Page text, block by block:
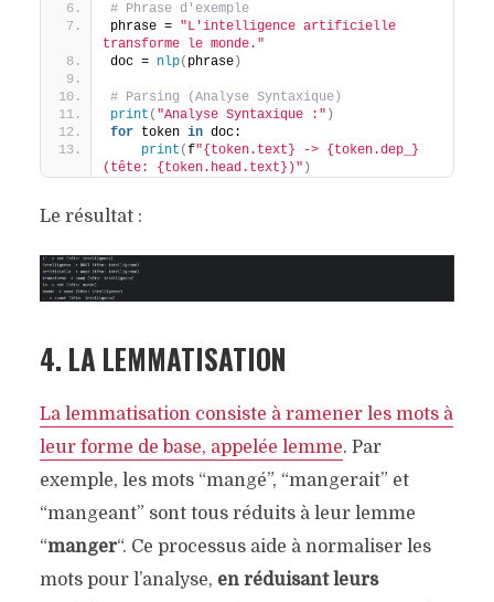
# Phrase d'exemple
phrase = "L'intelligence artificielle
transforme le monde."
doc = nlp( phrase)
# Parsing (Analyse Syntaxique)
print ( "Analyse Syntaxique :" )
for token in doc:
print (f"{token.text} -> {token.dep_}
(tête: {token.head.text})" )
Le résultat :
4. LA LEMMATISATION
La lemmatisation consiste à ramener les mots à
leur forme de base, appelée lemme. Par
exemple, les mots “mangé”, “mangerait” et
“mangeant” sont tous réduits à leur lemme
“manger“. Ce processus aide à normaliser les
mots pour l’analyse, en réduisant leurs